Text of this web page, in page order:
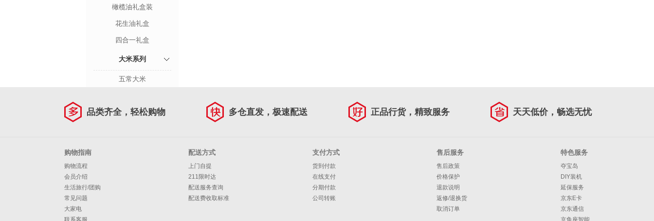
橄榄油礼盒装
花生油礼盒
四合一礼盒
大米系列
五常大米
品类齐全，轻松购物 多仓直发，极速配送 正品行货，精致服务 天天低价，畅选无忧
购物指南
购物流程
会员介绍
生活旅行/团购
常见问题
大家电
联系客服
配送方式
上门自提
211限时达
配送服务查询
配送费收取标准
支付方式
货到付款
在线支付
分期付款
公司转账
售后服务
售后政策
价格保护
退款说明
返修/退换货
取消订单
特色服务
夺宝岛
DIY装机
延保服务
京东E卡
京东通信
京鱼座智能